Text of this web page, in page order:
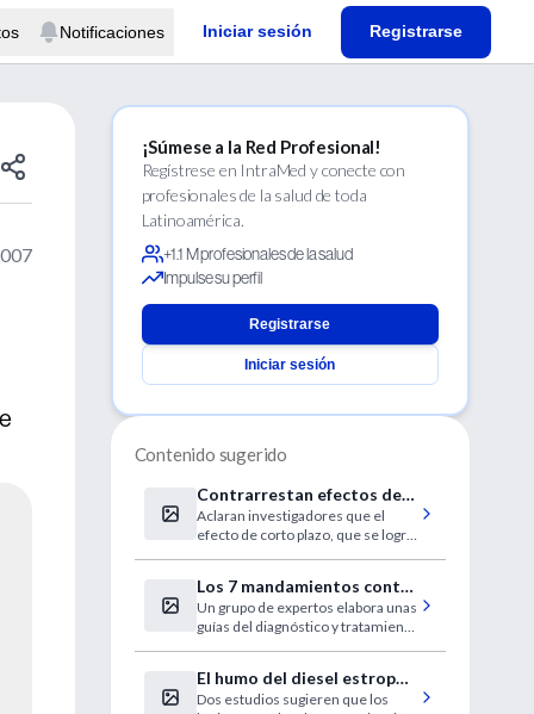
Notificaciones Iniciar sesión Registrarse
¡Súmese a la Red Profesional!
Regístrese en IntraMed y conecte con
profesionales de la salud de toda
Latinoamérica.
+1.1 M profesionales de la salud
Impulse su perfil
Registrarse
Iniciar sesión
Contenido sugerido
Contrarrestan efectos del
envejecimiento en la piel
Aclaran investigadores que el
efecto de corto plazo, que se logra
fuente de la juventud.
Los 7 mandamientos contra
el dolor de espalda
Un grupo de expertos elabora unas
guías del diagnóstico y tratamiento
El humo del diesel estropea
los pulmones
Dos estudios sugieren que los